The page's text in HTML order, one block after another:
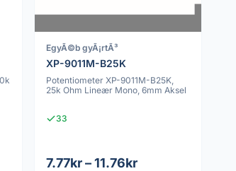
EgyÃ©b gyÃ¡rtÃ³
XP-9011M-B25K
Potentiometer XP-9011M-B25K,
25k Ohm Lineær Mono, 6mm Aksel
33
7.77kr – 11.76kr